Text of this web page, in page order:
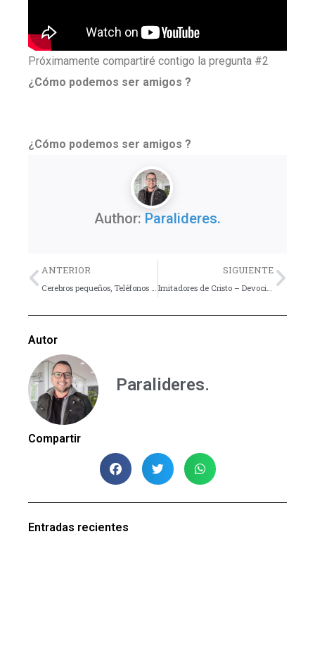
Próximamente compartiré contigo la pregunta #2
¿Cómo podemos ser amigos ?
¿Cómo podemos ser amigos ?
Author: Paralideres.
Previo
ANTERIOR SIGUIENTE
Autor
Paralideres.
Compartir
Entradas recientes